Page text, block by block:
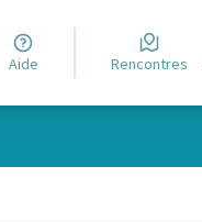
Aide Rencontres